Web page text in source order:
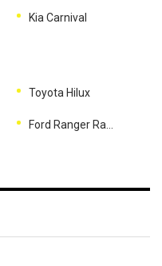
Kia Carnival
Toyota Hilux